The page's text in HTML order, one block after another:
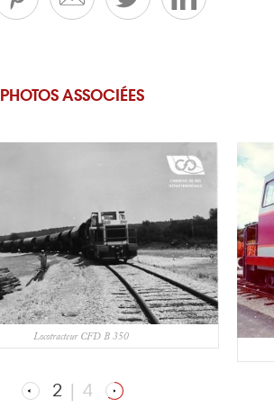
PHOTOS ASSOCIÉES
Locotracteur CFD B 350
2| 4